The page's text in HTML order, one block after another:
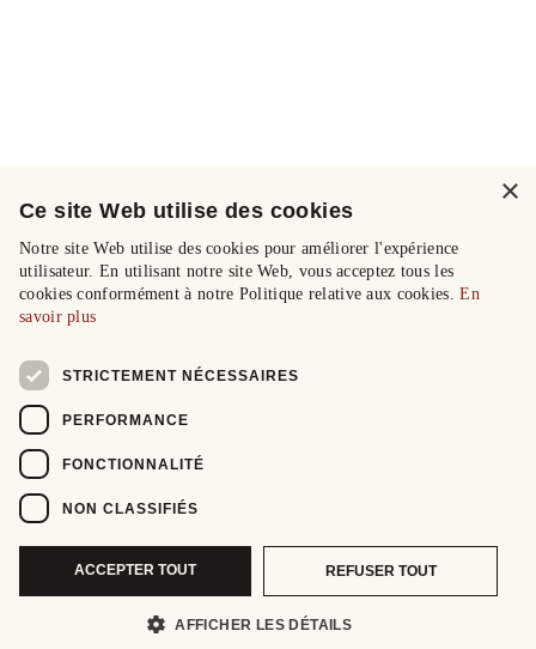
×
Ce site Web utilise des cookies
Notre site Web utilise des cookies pour améliorer l'expérience
utilisateur. En utilisant notre site Web, vous acceptez tous les
cookies conformément à notre Politique relative aux cookies.En
savoir plus
STRICTEMENT NÉCESSAIRES
PERFORMANCE
FONCTIONNALITÉ
NON CLASSIFIÉS
ACCEPTER TOUT REFUSER TOUT
AFFICHER LES DÉTAILS